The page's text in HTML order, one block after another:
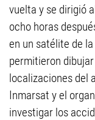
vuelta y se dirigió
ocho horas
en un satélite de
permitieron
localizaciones del
Inmarsat y el
investigar los